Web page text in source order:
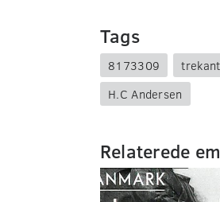
Tags
8173309
H.C Andersen
Relaterede